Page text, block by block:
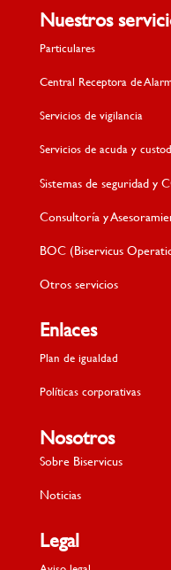
Nuestros
Particulares
Central Receptora de
Servicios de vigilancia
Servicios de acuda y
Sistemas de seguridad y
Consultoría y
BOC (Biservicus
Otros servicios
Enlaces
Plan de igualdad
Políticas corporativas
Nosotros
Sobre Biservicus
Noticias
Legal